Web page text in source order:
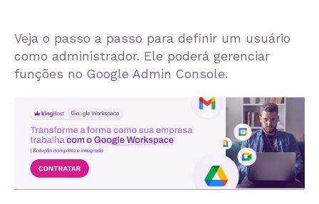
Veja o passo a passo para definir um usuário
como administrador. Ele poderá gerenciar
funções no Google Admin Console.